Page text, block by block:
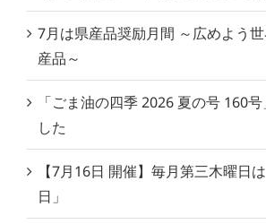
7月は県産品奨励月間 ～広めよう
産品～
「ごま油の四季 2026 夏の号 160
した
【7月16日 開催】毎月第三木曜日
日」